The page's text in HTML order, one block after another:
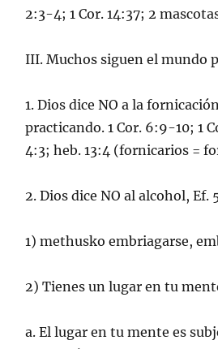
2:3-4; 1 Cor. 14:37; 2
III. Muchos siguen el mundo
1. Dios dice NO a la
practicando. 1 Cor. 6:9-10; 1
4:3; heb. 13:4 (fornicarios =
2. Dios dice NO al alcohol, Ef.
1) methusko embriagarse,
2) Tienes un lugar en tu
a. El lugar en tu mente es